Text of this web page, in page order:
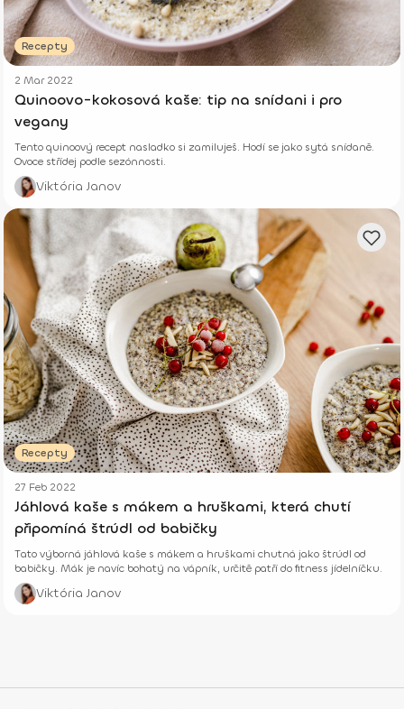
Recepty
2 Mar 2022
Quinoovo-kokosová kaše: tip na snídani i pro
vegany
Tento quinoový recept nasladko si zamiluješ. Hodí se jako sytá snídaně.
Ovoce střídej podle sezónnosti.
Viktória Janov
Recepty
27 Feb 2022
Jáhlová kaše s mákem a hruškami, která chutí
připomíná štrúdl od babičky
Tato výborná jáhlová kaše s mákem a hruškami chutná jako štrúdl od
babičky. Mák je navíc bohatý na vápník, určitě patří do fitness jídelníčku.
Viktória Janov